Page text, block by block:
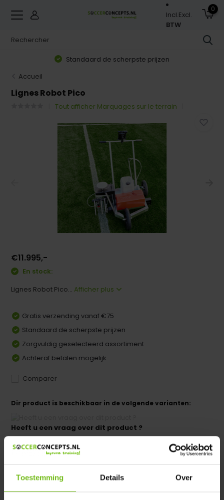
Toestemming Details Over
Incl.Excl.
BTW
0
Standaard de scherpste prijzen
Accueil
Lignes Robot Pico
Tout afficher Marquages sur le terrain
€11.995,-
En stock:
Lignes Robot Pico... Afficher plus
Gratis verzending vanaf €75
Standaard de scherpste prijzen
Zorgvuldig geselecteerd assortiment
Achteraf betalen mogelijk
Comparer
Dir product is beschikbaar in de volgende varianten:
Heeft u een vraag over dit product ?
We helpen u graag met meer informatie
Verstuur email
Description du produit